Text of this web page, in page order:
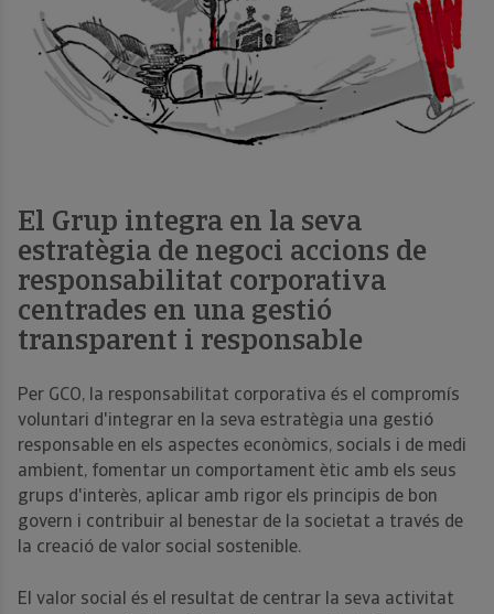
El Grup integra en la seva
estratègia de negoci accions de
responsabilitat corporativa
centrades en una gestió
transparent i responsable
Per GCO, la responsabilitat corporativa és el compromís
voluntari d'integrar en la seva estratègia una gestió
responsable en els aspectes econòmics, socials i de medi
ambient, fomentar un comportament ètic amb els seus
grups d'interès, aplicar amb rigor els principis de bon
govern i contribuir al benestar de la societat a través de
la creació de valor social sostenible.
El valor social és el resultat de centrar la seva activitat